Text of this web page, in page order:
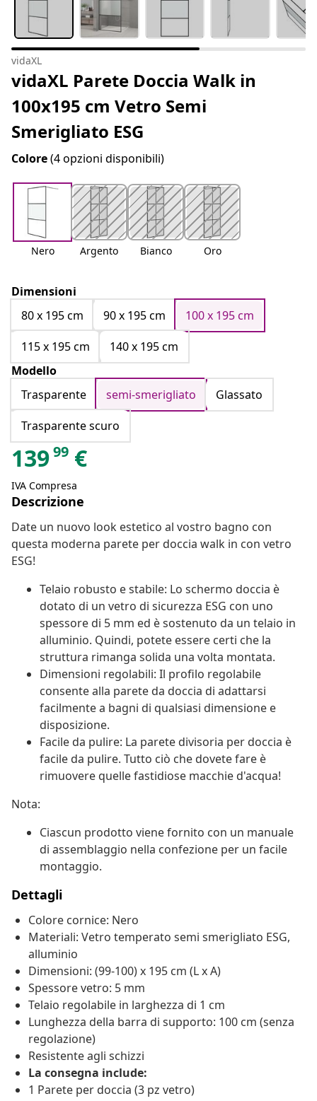
vidaXL
vidaXL Parete Doccia Walk in
100x195 cm Vetro Semi
Smerigliato ESG
Colore(4 opzioni disponibili)
Nero Argento Bianco Oro
Dimensioni
80 x 195 cm
90 x 195 cm
100 x 195 cm
115 x 195 cm
140 x 195 cm
Modello
Trasparente
semi-smerigliato
Glassato
Trasparente scuro
13999 €
IVA Compresa
Descrizione
Date un nuovo look estetico al vostro bagno con
questa moderna parete per doccia walk in con vetro
ESG!
Telaio robusto e stabile: Lo schermo doccia è
dotato di un vetro di sicurezza ESG con uno
spessore di 5 mm ed è sostenuto da un telaio in
alluminio. Quindi, potete essere certi che la
struttura rimanga solida una volta montata.
Dimensioni regolabili: Il profilo regolabile
consente alla parete da doccia di adattarsi
facilmente a bagni di qualsiasi dimensione e
disposizione.
Facile da pulire: La parete divisoria per doccia è
facile da pulire. Tutto ciò che dovete fare è
rimuovere quelle fastidiose macchie d'acqua!
Nota:
Ciascun prodotto viene fornito con un manuale
di assemblaggio nella confezione per un facile
montaggio.
Dettagli
Colore cornice: Nero
Materiali: Vetro temperato semi smerigliato ESG,
alluminio
Dimensioni: (99-100) x 195 cm (L x A)
Spessore vetro: 5 mm
Telaio regolabile in larghezza di 1 cm
Lunghezza della barra di supporto: 100 cm (senza
regolazione)
Resistente agli schizzi
La consegna include:
1 Parete per doccia (3 pz vetro)